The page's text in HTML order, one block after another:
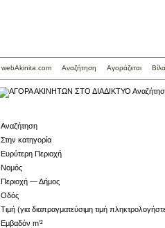
webAkinita.com Αναζήτηση Αγοράζεται Βίλα
Αναζήτηση
Στην κατηγορία
Ευρύτερη Περιοχή
Νομός
Περιοχή — Δήμος
Οδός
Τιμή (για διαπραγματεύσιμη τιμή
Εμβαδόν m’²